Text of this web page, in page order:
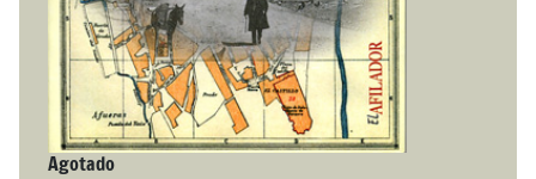
Agotado